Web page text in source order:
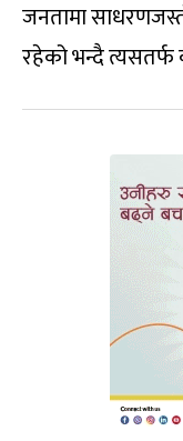
जनतामा
रहेको भन्दै त्यसतर्फ